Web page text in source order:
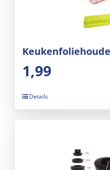
1,99
Details